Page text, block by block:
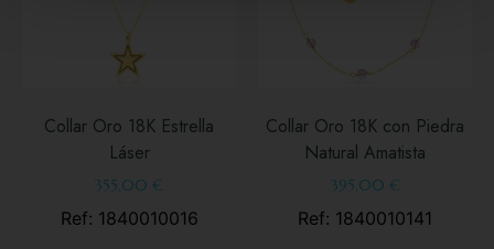
Collar Oro 18K Estrella
Láser
355,00 €
Ref: 1840010016
Collar Oro 18K con Piedra
Natural Amatista
395,00 €
Ref: 1840010141